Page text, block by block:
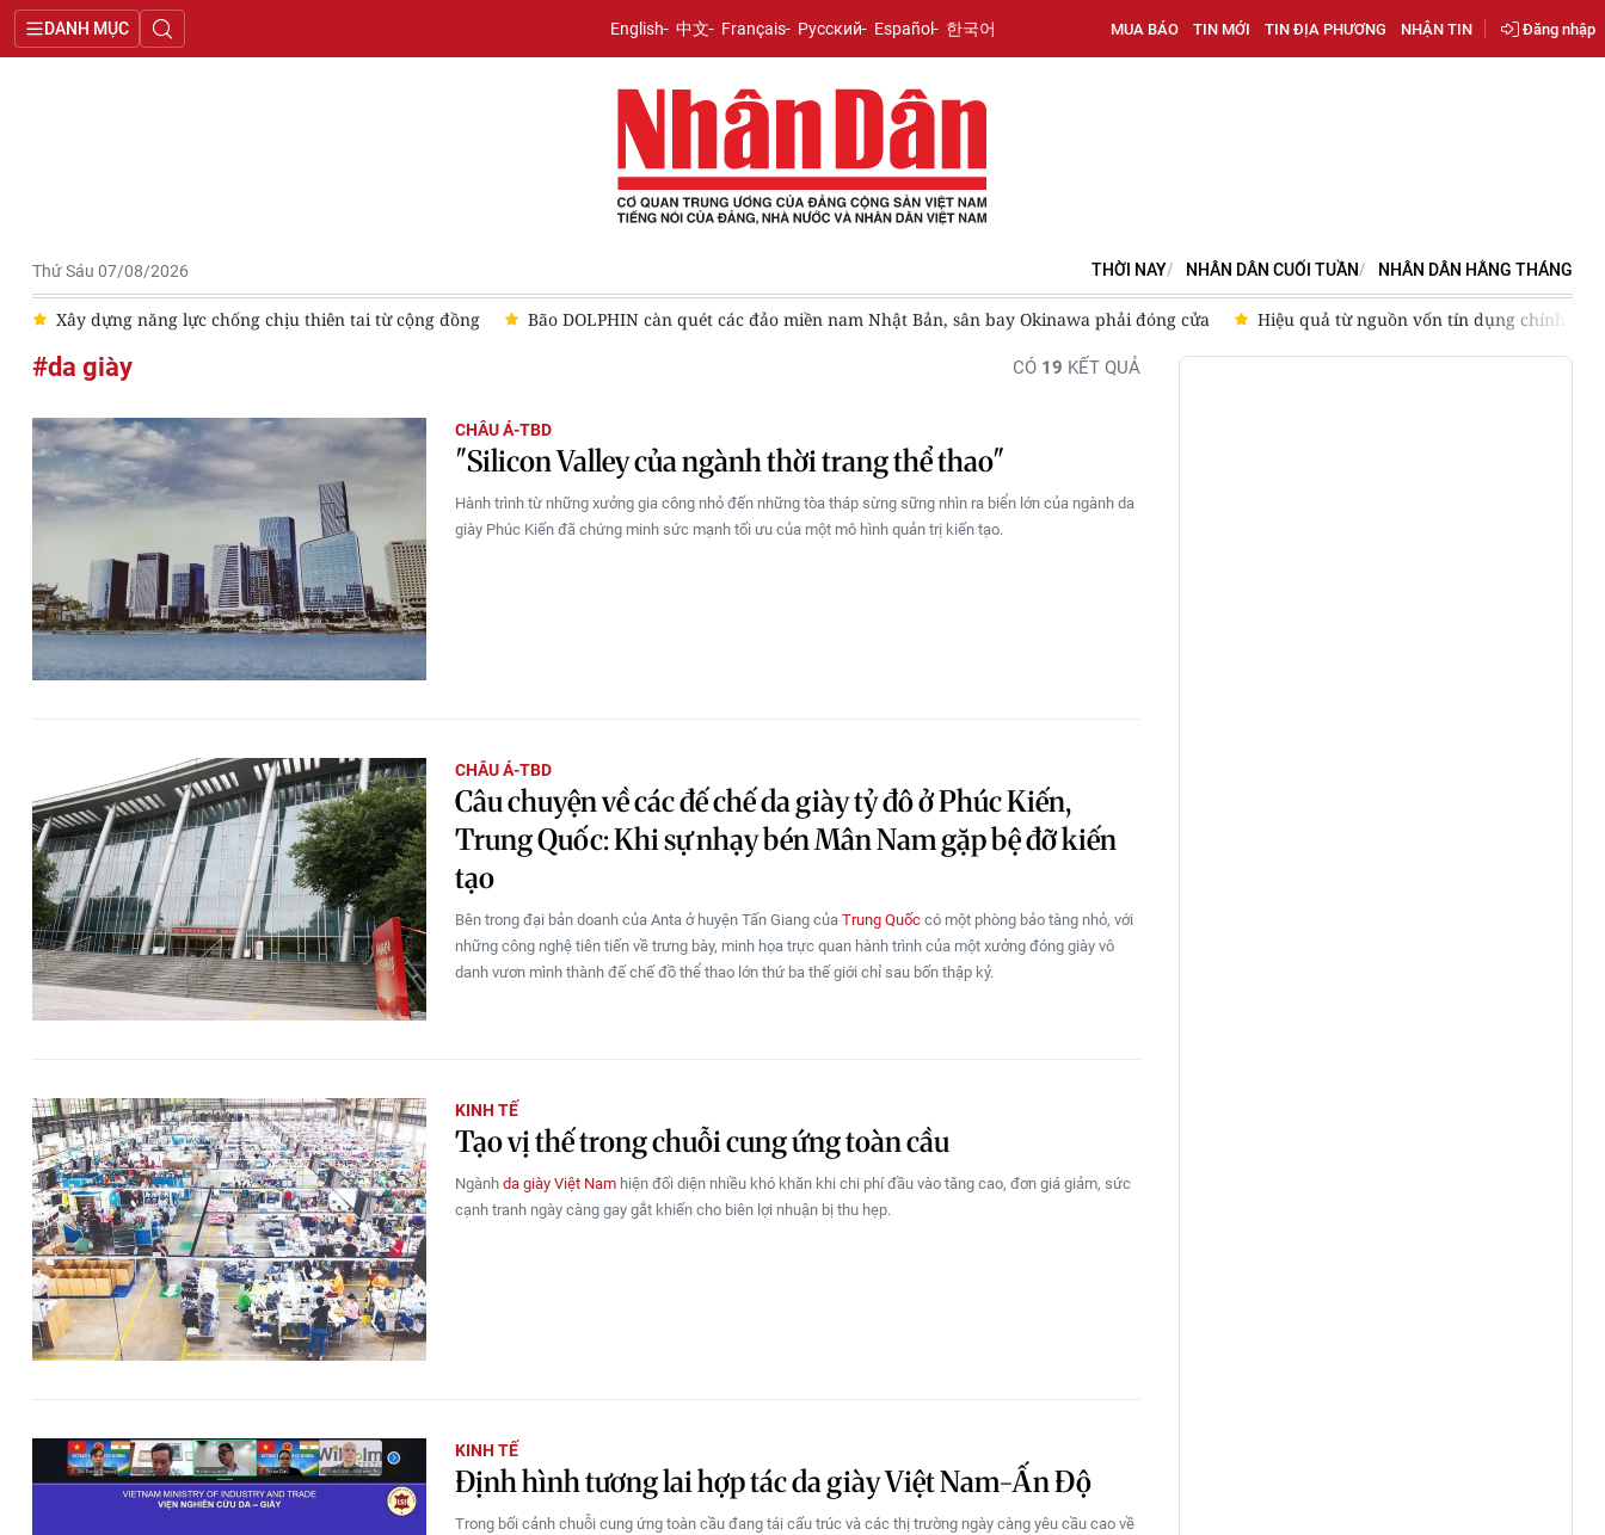
DANH MỤC English 中文 Français Русский Español 한국어 MUA BÁO TIN MỚI TIN ĐỊA PHƯƠNG NHẬN TIN Đăng nhập
Thứ Sáu 07/08/2026 THỜI NAY NHÂN DÂN CUỐI TUẦN NHÂN DÂN HẰNG THÁNG
Xây dựng năng lực chống chịu thiên tai từ cộng đồng Bão DOLPHIN càn quét các đảo miền nam Nhật Bản, sân bay Okinawa phải đóng cửa Hiệu quả từ nguồn vốn tín dụng chính sách
#da giày CÓ 19 KẾT QUẢ
CHÂU Á-TBD
"Silicon Valley của ngành thời trang thể thao"
Hành trình từ những xưởng gia công nhỏ đến những tòa tháp sừng sững nhìn ra biển lớn của ngành da
giày Phúc Kiến đã chứng minh sức mạnh tối ưu của một mô hình quản trị kiến tạo.
CHÂU Á-TBD
Câu chuyện về các đế chế da giày tỷ đô ở Phúc Kiến,
Trung Quốc: Khi sự nhạy bén Mân Nam gặp bệ đỡ kiến
tạo
Bên trong đại bản doanh của Anta ở huyện Tấn Giang của Trung Quốc có một phòng bảo tàng nhỏ, với
những công nghệ tiên tiến về trưng bày, minh họa trực quan hành trình của một xưởng đóng giày vô
danh vươn mình thành đế chế đồ thể thao lớn thứ ba thế giới chỉ sau bốn thập kỷ.
KINH TẾ
Tạo vị thế trong chuỗi cung ứng toàn cầu
Ngành da giày Việt Nam hiện đối diện nhiều khó khăn khi chi phí đầu vào tăng cao, đơn giá giảm, sức
cạnh tranh ngày càng gay gắt khiến cho biên lợi nhuận bị thu hẹp.
KINH TẾ
Định hình tương lai hợp tác da giày Việt Nam-Ấn Độ
Trong bối cảnh chuỗi cung ứng toàn cầu đang tái cấu trúc và các thị trường ngày càng yêu cầu cao về